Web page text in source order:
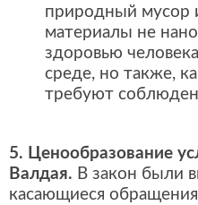
природный мусор
материалы не
здоровью
среде, но также,
требуют
5. Ценообразование
Валдая. В закон были
касающиеся